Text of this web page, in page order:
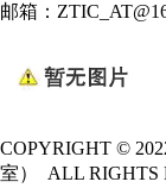
邮箱：
COPYRIGHT ©
室） ALL RIGHTS